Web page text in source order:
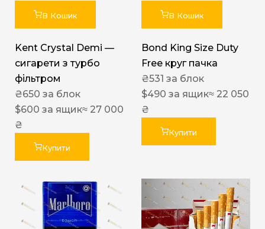
В Кошик
Kent Crystal Demi —
сигарети з турбо
фільтром
₴650 за блок
$600 за ящик≈ 27 000
₴
Купити
В Кошик
Bond King Size Duty
Free круг пачка
₴531 за блок
$490 за ящик≈ 22 050
₴
Купити